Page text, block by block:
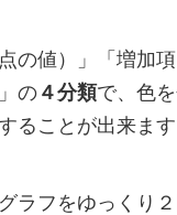
の値）」「増加
の４分類で、色
ることが出来ます
ラフをゆっくり